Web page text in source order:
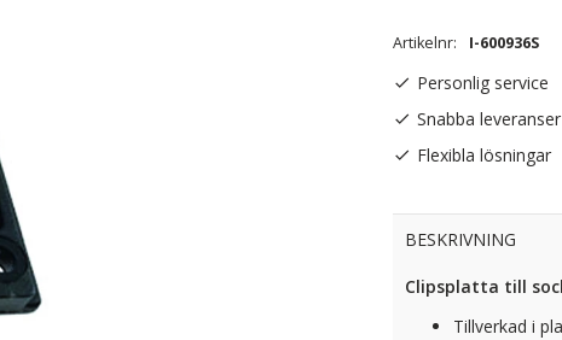
Artikelnr I-600936S
Personlig service
Snabba leveranser
Flexibla lösningar
BESKRIVNING
Clipsplatta till
Tillverkad i